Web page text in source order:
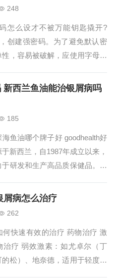
遵循“四低”原则食物应低盐、低
248
怎么设才不被万能钥匙撬开?
创建强密码。为了避免默认密
性，容易被破解，应使用字母和
安全性。接下来，考虑隐藏网
可以防止其他设...
西兰鱼油能治银屑病吗
185
海鱼油哪个牌子好 goodhealth好
新西兰，自1987年成立以来，
于研发和生产高品质保健品。该
者能够获得安全、有效的保健
毫...
屑病怎么治疗
262
何快速有效的治疗 药物治疗 激
治疗 弱效激素：如尤卓尔（丁
的松）、地奈德，适用于轻度或